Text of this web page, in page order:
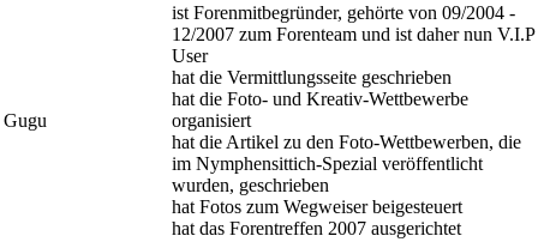
Gugu
ist Forenmitbegründer, gehörte von 09/2004 -
12/2007 zum Forenteam und ist daher nun V.I.P
User
hat die Vermittlungsseite geschrieben
hat die Foto- und Kreativ-Wettbewerbe
organisiert
hat die Artikel zu den Foto-Wettbewerben, die
im Nymphensittich-Spezial veröffentlicht
wurden, geschrieben
hat Fotos zum Wegweiser beigesteuert
hat das Forentreffen 2007 ausgerichtet